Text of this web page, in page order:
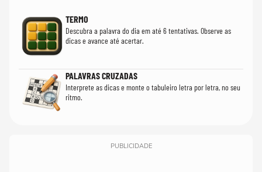
TERMO
Descubra a palavra do dia em até 6 tentativas. Observe as
dicas e avance até acertar.
PALAVRAS CRUZADAS
Interprete as dicas e monte o tabuleiro letra por letra, no seu
ritmo.
PUBLICIDADE